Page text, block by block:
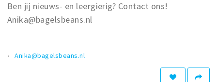
Agenda
Bezienswaardigheden
Uitjes & activiteiten
Ben jij nieuws- en leergierig? Contact ons!
Anika@bagelsbeans.nl
Anika@bagelsbeans.nl